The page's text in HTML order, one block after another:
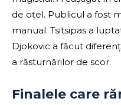
de oțel. Publicul a fost
manual. Tsitsipas a
Djokovic a făcut
a răsturnărilor de scor.
Finalele care